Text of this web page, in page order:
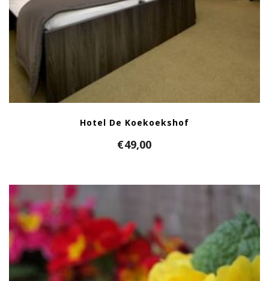
Hotel De Koekoekshof
€49,00